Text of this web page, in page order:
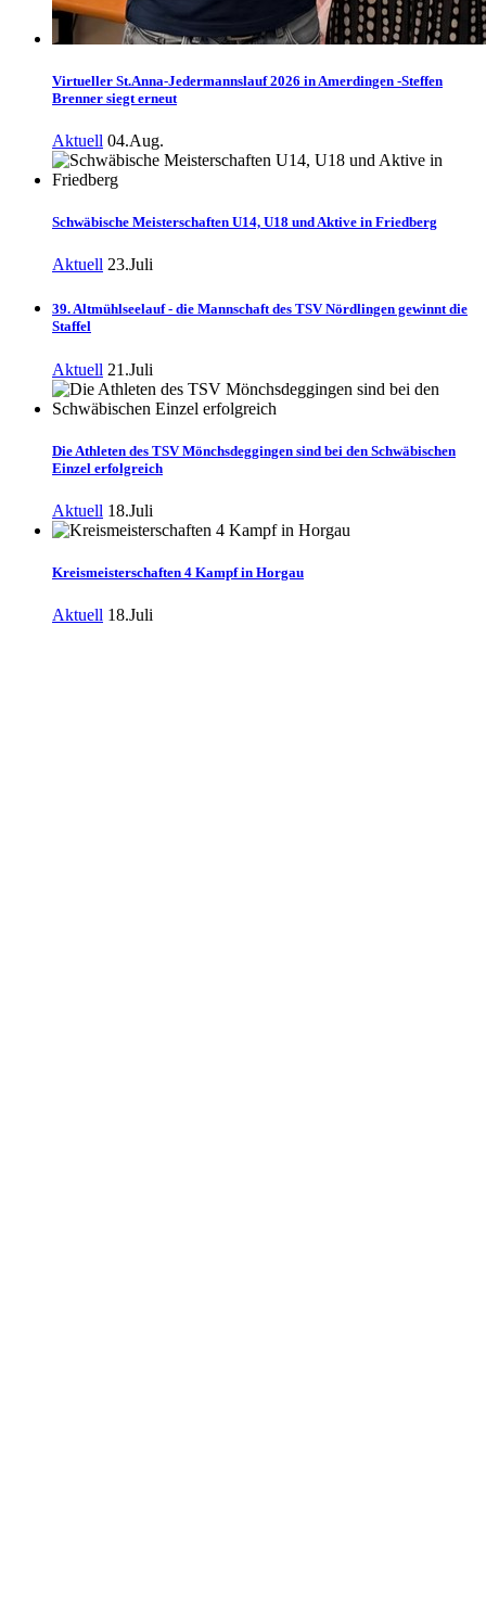
Virtueller St.Anna-Jedermannslauf 2026 in Amerdingen -Steffen
Brenner siegt erneut
Aktuell 04.Aug.
Schwäbische Meisterschaften U14, U18 und Aktive in Friedberg
Aktuell 23.Juli
39. Altmühlseelauf - die Mannschaft des TSV Nördlingen gewinnt die
Staffel
Aktuell 21.Juli
Die Athleten des TSV Mönchsdeggingen sind bei den Schwäbischen
Einzel erfolgreich
Aktuell 18.Juli
Kreismeisterschaften 4 Kampf in Horgau
Aktuell 18.Juli